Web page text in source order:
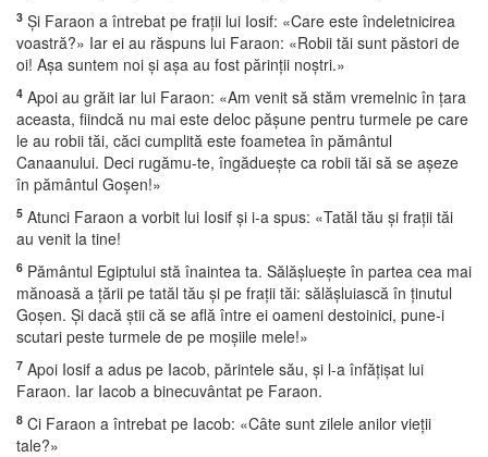
3 Şi Faraon a întrebat pe fraţii lui Iosif: «Care este îndeletnicirea
voastră?» Iar ei au răspuns lui Faraon: «Robii tăi sunt păstori de
oi! Aşa suntem noi şi aşa au fost părinţii noştri.»
4 Apoi au grăit iar lui Faraon: «Am venit să stăm vremelnic în ţara
aceasta, fiindcă nu mai este deloc păşune pentru turmele pe care
le au robii tăi, căci cumplită este foametea în pământul
Canaanului. Deci rugămu-te, îngădueşte ca robii tăi să se aşeze
în pământul Goşen!»
5 Atunci Faraon a vorbit lui Iosif şi i-a spus: «Tatăl tău şi fraţii tăi
au venit la tine!
6 Pământul Egiptului stă înaintea ta. Sălăşlueşte în partea cea mai
mănoasă a ţării pe tatăl tău şi pe fraţii tăi: sălăşluiască în ţinutul
Goşen. Şi dacă ştii că se află între ei oameni destoinici, pune-i
scutari peste turmele de pe moşiile mele!»
7 Apoi Iosif a adus pe Iacob, părintele său, şi l-a înfăţişat lui
Faraon. Iar Iacob a binecuvântat pe Faraon.
8 Ci Faraon a întrebat pe Iacob: «Câte sunt zilele anilor vieţii
tale?»